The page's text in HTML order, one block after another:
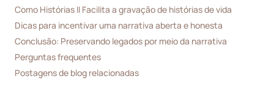
Como Histórias II Facilita a gravação de histórias de vida
Dicas para incentivar uma narrativa aberta e honesta
Conclusão: Preservando legados por meio da narrativa
Perguntas frequentes
Postagens de blog relacionadas